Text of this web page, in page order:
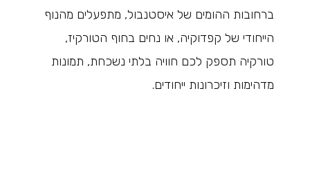
ברחובות ההומים של איסטנבול, מתפעלים מהנוף
הייחודי של קפדוקיה, או נחים בחוף הטורקיז,
טורקיה תספק לכם חוויה בלתי נשכחת, תמונות
מדהימות וזיכרונות ייחודים.